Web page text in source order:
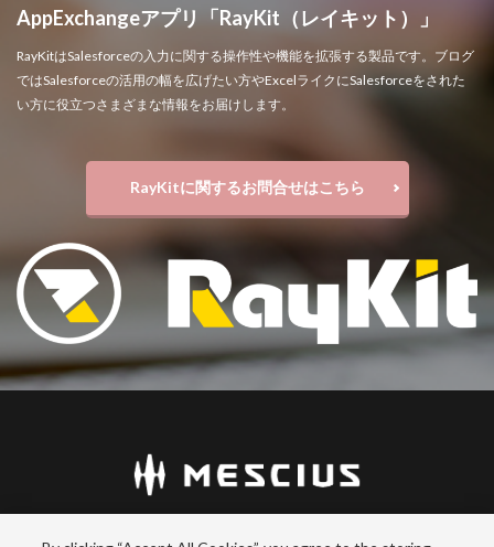
AppExchangeアプリ「RayKit（レイキット）」
RayKitはSalesforceの入力に関する操作性や機能を拡張する製品です。ブログ
ではSalesforceの活用の幅を広げたい方やExcelライクにSalesforceをされた
い方に役立つさまざまな情報をお届けします。
RayKitに関するお問合せはこちら